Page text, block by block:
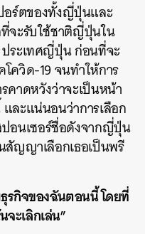
ร์ตของทั้งญี่ปุ่นและ
จะรับใช้ชาติญี่ปุ่นใน
ระเทศญี่ปุ่น ก่อนที่จะ
ควิด-19 จนทำให้การ
คาดหวังว่าจะเป็นหน้า
ละแน่นอนว่าการเลือก
อนเซอร์ชื่อดังจากญี่ปุ่น
สัญญาเลือกเธอเป็นพรี
รกิจของฉันตอนนี้ โดยที่
ะเลิกเล่น”